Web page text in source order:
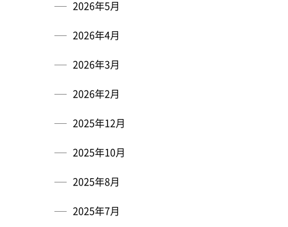
2026年5月
2026年4月
2026年3月
2026年2月
2025年12月
2025年10月
2025年8月
2025年7月